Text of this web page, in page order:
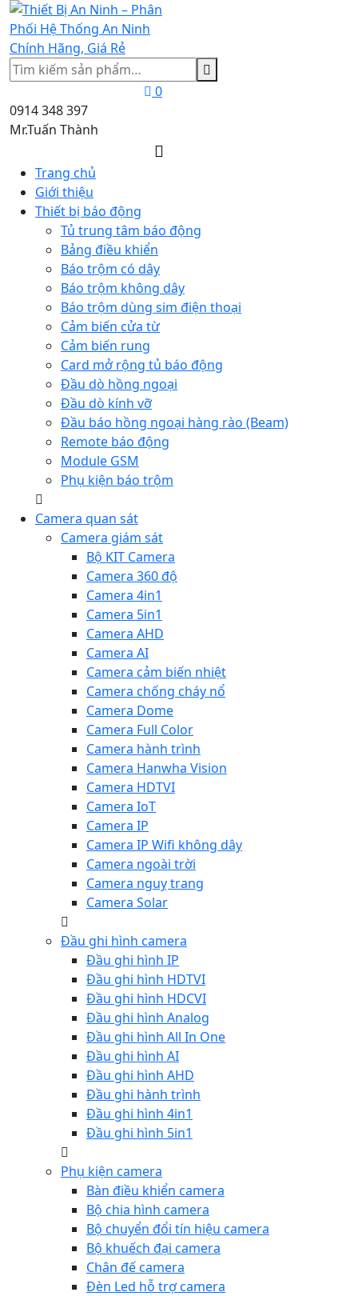
Tìm
kiếm
0
0914 348 397
Mr.Tuấn Thành
Trang chủ
Giới thiệu
Thiết bị báo động
Tủ trung tâm báo động
Bảng điều khiển
Báo trộm có dây
Báo trộm không dây
Báo trộm dùng sim điện thoại
Cảm biến cửa từ
Cảm biến rung
Card mở rộng tủ báo động
Đầu dò hồng ngoại
Đầu dò kính vỡ
Đầu báo hồng ngoại hàng rào (Beam)
Remote báo động
Module GSM
Phụ kiện báo trộm
Camera quan sát
Camera giám sát
Bộ KIT Camera
Camera 360 độ
Camera 4in1
Camera 5in1
Camera AHD
Camera AI
Camera cảm biến nhiệt
Camera chống cháy nổ
Camera Dome
Camera Full Color
Camera hành trình
Camera Hanwha Vision
Camera HDTVI
Camera IoT
Camera IP
Camera IP Wifi không dây
Camera ngoài trời
Camera nguỵ trang
Camera Solar
Đầu ghi hình camera
Đầu ghi hình IP
Đầu ghi hình HDTVI
Đầu ghi hình HDCVI
Đầu ghi hình Analog
Đầu ghi hình All In One
Đầu ghi hình AI
Đầu ghi hình AHD
Đầu ghi hành trình
Đầu ghi hình 4in1
Đầu ghi hình 5in1
Phụ kiện camera
Bàn điều khiển camera
Bộ chia hình camera
Bộ chuyển đổi tín hiệu camera
Bộ khuếch đại camera
Chân đế camera
Đèn Led hỗ trợ camera